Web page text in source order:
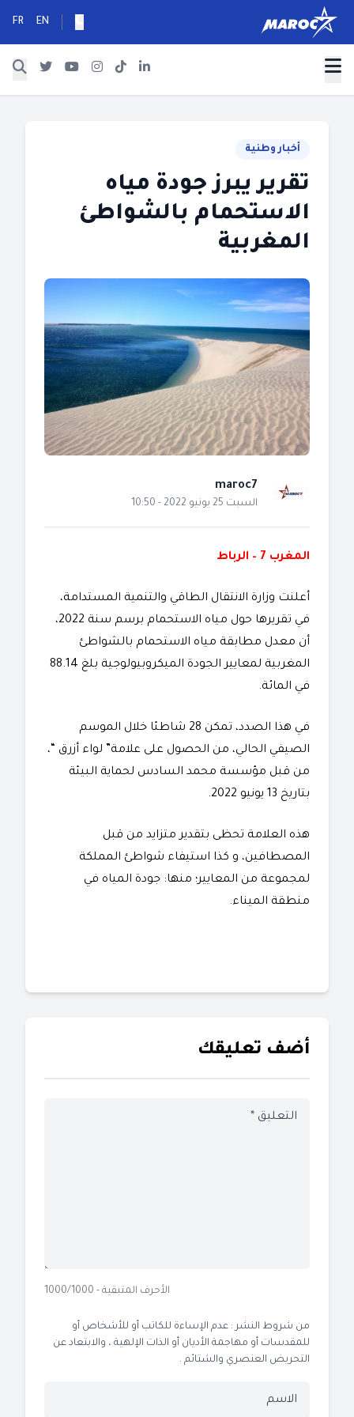
EN
FR
أخبار وطنية
تقرير يبرز جودة مياه
الاستحمام بالشواطئ
المغربية
maroc7
السبت 25 يونيو 2022 - 10:50
المغرب 7 – الرباط
أعلنت وزارة الانتقال الطاقي والتنمية المستدامة،
في تقريرها حول مياه الاستحمام برسم سنة 2022،
أن معدل مطابقة مياه الاستحمام بالشواطئ
المغربية لمعايير الجودة الميكروبيولوجية بلغ 88.14
في المائة.
في هذا الصدد، تمكن 28 شاطئا خلال الموسم
الصيفي الحالي، من الحصول على علامة” لواء أزرق “،
من قبل مؤسسة محمد السادس لحماية البيئة
بتاريخ 13 يونيو 2022.
هذه العلامة تحظى بتقدير متزايد من قبل
المصطافين، و كذا استيفاء شواطئ المملكة
لمجموعة من المعايير؛ منها: جودة المياه في
منطقة الميناء.
أضف تعليقك
الأحرف المتبقية - 1000/1000
من شروط النشر : عدم الإساءة للكاتب أو للأشخاص أو
للمقدسات أو مهاجمة الأديان أو الذات الإلهية ، والابتعاد عن
التحريض العنصري والشتائم .